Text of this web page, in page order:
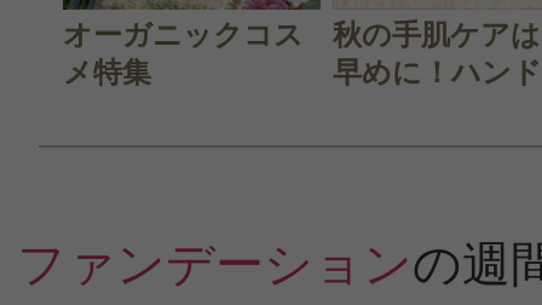
オーガニックコス
メ特集
秋の手肌ケア
早めに！ハン
ファンデーションの週